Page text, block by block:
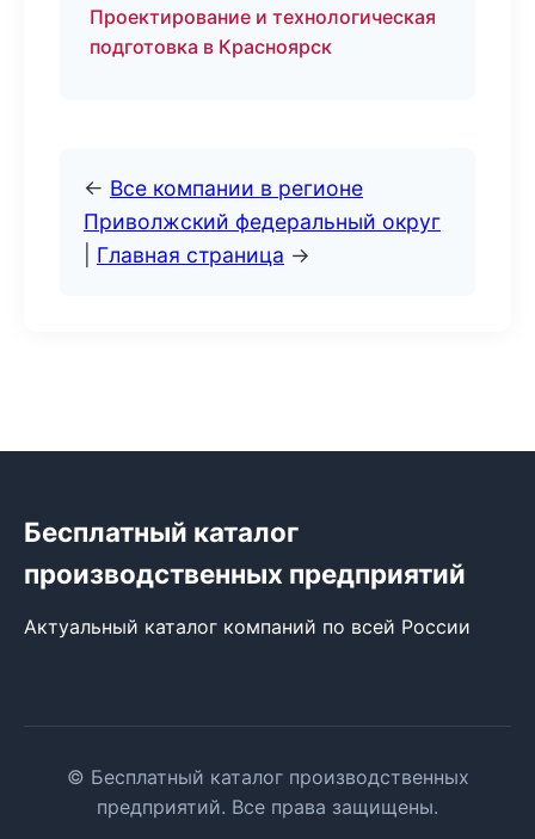
Проектирование и технологическая
подготовка в Красноярск
← Все компании в регионе
Приволжский федеральный округ
Главная страница →
Бесплатный каталог
производственных предприятий
Актуальный каталог компаний по всей России
© Бесплатный каталог производственных
предприятий. Все права защищены.